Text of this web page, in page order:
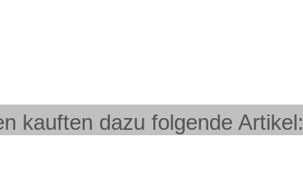
kauften dazu folgende Artikel: